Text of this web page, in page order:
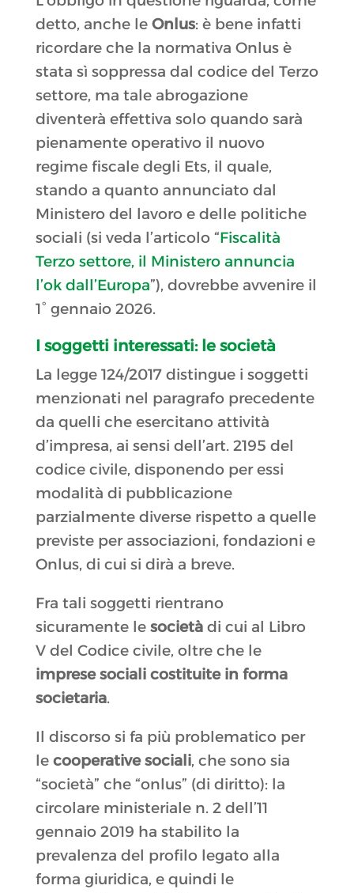
detto, anche le Onlus: è bene infatti
ricordare che la normativa Onlus è
stata sì soppressa dal codice del Terzo
settore, ma tale abrogazione
diventerà effettiva solo quando sarà
pienamente operativo il nuovo
regime fiscale degli Ets, il quale,
stando a quanto annunciato dal
Ministero del lavoro e delle politiche
sociali (si veda l’articolo “Fiscalità
Terzo settore, il Ministero annuncia
l’ok dall’Europa”), dovrebbe avvenire il
1° gennaio 2026.
I soggetti interessati: le società
La legge 124/2017 distingue i soggetti
menzionati nel paragrafo precedente
da quelli che esercitano attività
d’impresa, ai sensi dell’art. 2195 del
codice civile, disponendo per essi
modalità di pubblicazione
parzialmente diverse rispetto a quelle
previste per associazioni, fondazioni e
Onlus, di cui si dirà a breve.
Fra tali soggetti rientrano
sicuramente le societàdi cui al Libro
V del Codice civile, oltre che le
imprese sociali costituite in forma
societaria.
Il discorso si fa più problematico per
le cooperative sociali, che sono sia
“società” che “onlus” (di diritto): la
circolare ministeriale n. 2 dell’11
gennaio 2019 ha stabilito la
prevalenza del profilo legato alla
forma giuridica, e quindi le